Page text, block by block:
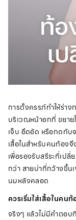
การตั้งครรภ์ทำให้ร่า
บริเวณหน้าอกที่ ขยา
เจ็บ อึดอัด หรือกดทั
เสื้อในสำหรับคนท้อง
เพื่อรองรับสรีระที่เปลี่
กว่า สายบ่าที่กว้างขึ้น
นมหลังคลอด
ควรเริ่มใส่เสื้อในคน
จริงๆ แล้วไม่มีคำตอบ